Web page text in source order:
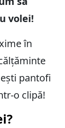
volei!
în
pantofi
o clipă!